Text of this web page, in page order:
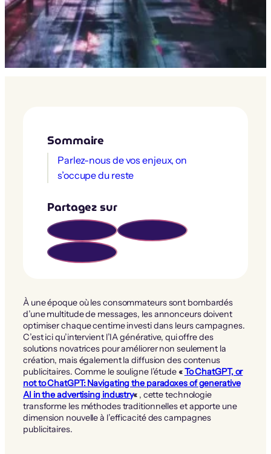
À une époque où les consommateurs sont bombardés
d’une multitude de messages, les annonceurs doivent
optimiser chaque centime investi dans leurs campagnes.
C’est ici qu’intervient l’IA générative, qui offre des
solutions novatrices pour améliorer non seulement la
création, mais également la diffusion des contenus
publicitaires. Comme le souligne l’étude «To ChatGPT, or
not to ChatGPT: Navigating the paradoxes of generative
AI in the advertising industry« , cette technologie
transforme les méthodes traditionnelles et apporte une
dimension nouvelle à l’efficacité des campagnes
publicitaires.
Sommaire
Parlez-nous de vos enjeux, on
s’occupe du reste
Partagez sur